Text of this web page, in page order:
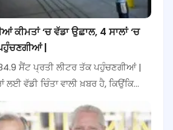
ਕੀਮਤਾਂ ‘ਚ ਵੱਡਾ ਉਛਾਲ, 4 ਸਾਲਾਂ ‘ਚ
|
ਸੈਂਟ ਪ੍ਰਤੀ ਲੀਟਰ ਤੱਕ ਪਹੁੰਚਣਗੀਆਂ |
ਵੱਡੀ ਚਿੰਤਾ ਵਾਲੀ ਖ਼ਬਰ ਹੈ, ਕਿਉਂਕਿ…